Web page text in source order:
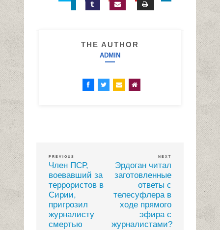
THE AUTHOR
ADMIN
PREVIOUS
Член ПСР,
воевавший за
террористов в
Сирии,
пригрозил
журналисту
смертью
NEXT
Эрдоган читал
заготовленные
ответы с
телесуфлера в
ходе прямого
эфира с
журналистами?